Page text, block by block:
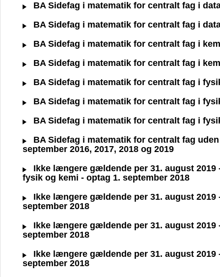
BA Sidefag i matematik for centralt fag i
BA Sidefag i matematik for centralt fag i
BA Sidefag i matematik for centralt fag i
BA Sidefag i matematik for centralt fag i
BA Sidefag i matematik for centralt fag i
BA Sidefag i matematik for centralt fag i
BA Sidefag i matematik for centralt fag i
BA Sidefag i matematik for centralt fag
september 2016, 2017, 2018 og 2019
Ikke længere gældende per 31. august
fysik og kemi - optag 1. september 2018
Ikke længere gældende per 31. august
september 2018
Ikke længere gældende per 31. august
september 2018
Ikke længere gældende per 31. august
september 2018